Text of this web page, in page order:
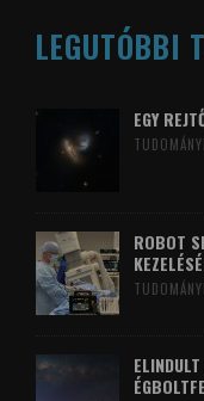
LEGUTÓBBI
EGY
ROBOT